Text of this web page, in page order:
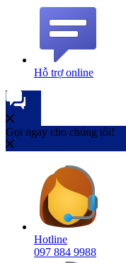
Hỗ trợ online
Gọi ngay cho chúng tôi!
Hotline
097 884 9988